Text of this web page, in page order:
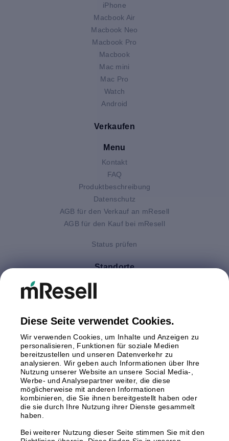
iPhone
Macbook Air
Macbook Neo
Macbook Pro
Macbook
Mac mini
Mac Pro
Watch
Android
Verkaufen
Menu
Kontakt
FAQ
Produktbeschreibung
Datenschutz
AGB für den Verkauf an mResell
AGB für den Kauf bei mResell
Status prüfen
Standorte
Deutschland
Italien
Polen
Schweden
Spanien
Österreich
Zahlungsmethoden
Diese Seite verwendet Cookies.
Wir verwenden Cookies, um Inhalte und Anzeigen zu
personalisieren, Funktionen für soziale Medien
bereitzustellen und unseren Datenverkehr zu
analysieren. Wir geben auch Informationen über Ihre
Nutzung unserer Website an unsere Social Media-,
Werbe- und Analysepartner weiter, die diese
möglicherweise mit anderen Informationen
kombinieren, die Sie ihnen bereitgestellt haben oder
die sie durch Ihre Nutzung ihrer Dienste gesammelt
haben.
Bei weiterer Nutzung dieser Seite stimmen Sie mit den